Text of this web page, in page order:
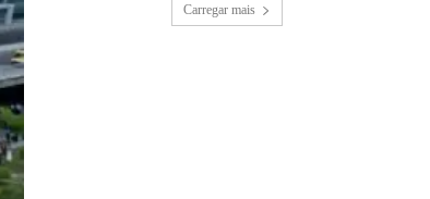
Carregar mais